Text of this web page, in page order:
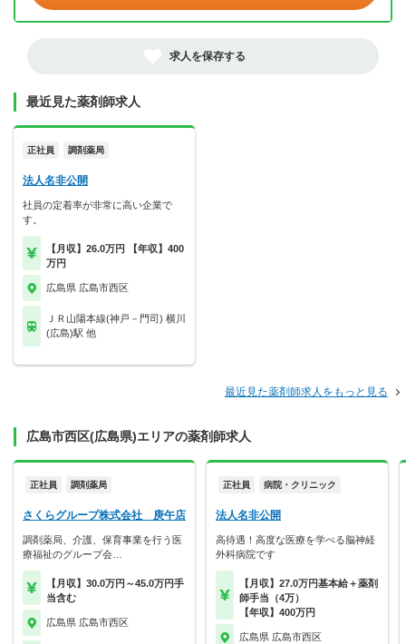
求人を保存する
最近見た薬剤師求人
正社員 調剤薬局
法人名非公開
社員の定着率が非常に高い企業で
す。
【月収】26.0万円 【年収】400
万円
広島県 広島市西区
ＪＲ山陽本線(神戸－門司) 横川
(広島)駅 他
最近見た薬剤師求人をもっと見る
広島市西区(広島県)エリアの薬剤師求人
正社員 調剤薬局
さくらグループ株式会社 庚午店
調剤薬局、介護、保育事業を行う医
療福祉のグループ会…
【月収】30.0万円～45.0万円手
当含む
広島県 広島市西区
正社員 病院・クリニック
法人名非公開
高待遇！高度な医療を学べる脳神経
外科病院です
【月収】27.0万円基本給＋薬剤
師手当（4万）
【年収】400万円
広島県 広島市西区